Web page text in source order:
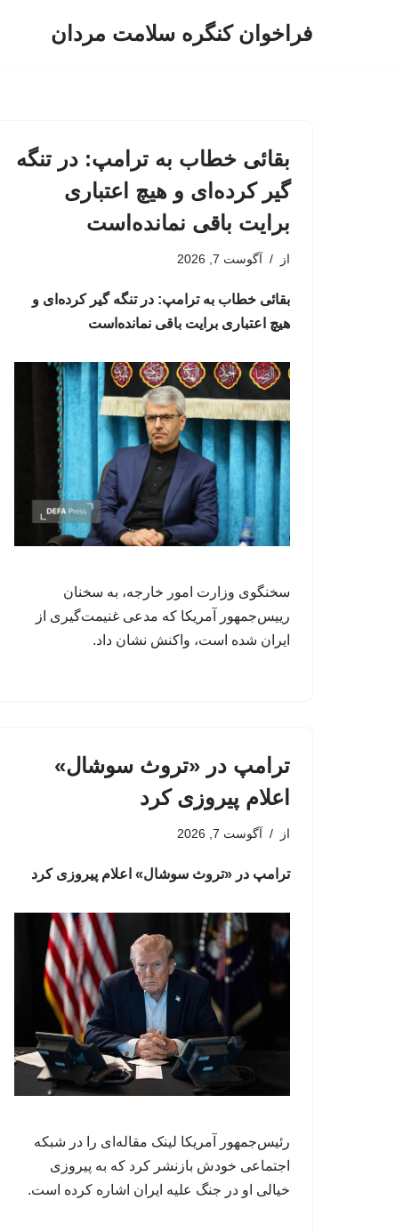
فراخوان کنگره سلامت مردان
بقائی خطاب به ترامپ: در تنگه
گیر کرده‌ای و هیچ اعتباری
برایت باقی نمانده‌است
از آگوست 7, 2026
بقائی خطاب به ترامپ: در تنگه گیر کرده‌ای و
هیچ اعتباری برایت باقی نمانده‌است
سخنگوی وزارت امور خارجه، به سخنان
رییس‌جمهور آمریکا که مدعی غنیمت‌گیری از
ایران شده است، واکنش نشان داد.
ترامپ در «تروث سوشال»
اعلام پیروزی کرد
از آگوست 7, 2026
ترامپ در «تروث سوشال» اعلام پیروزی کرد
رئیس‌جمهور آمریکا لینک مقاله‌ای را در شبکه
اجتماعی خودش بازنشر کرد که به پیروزی
خیالی او در جنگ علیه ایران اشاره کرده است.